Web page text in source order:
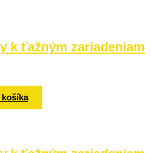
k ťažným zariadeniam